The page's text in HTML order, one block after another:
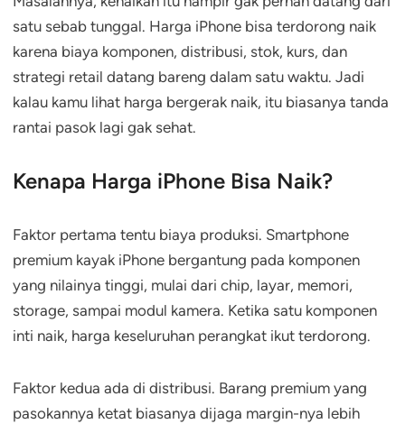
satu sebab tunggal. Harga iPhone bisa terdorong naik
karena biaya komponen, distribusi, stok, kurs, dan
strategi retail datang bareng dalam satu waktu. Jadi
kalau kamu lihat harga bergerak naik, itu biasanya tanda
rantai pasok lagi gak sehat.
Kenapa Harga iPhone Bisa Naik?
Faktor pertama tentu biaya produksi. Smartphone
premium kayak iPhone bergantung pada komponen
yang nilainya tinggi, mulai dari chip, layar, memori,
storage, sampai modul kamera. Ketika satu komponen
inti naik, harga keseluruhan perangkat ikut terdorong.
Faktor kedua ada di distribusi. Barang premium yang
pasokannya ketat biasanya dijaga margin-nya lebih